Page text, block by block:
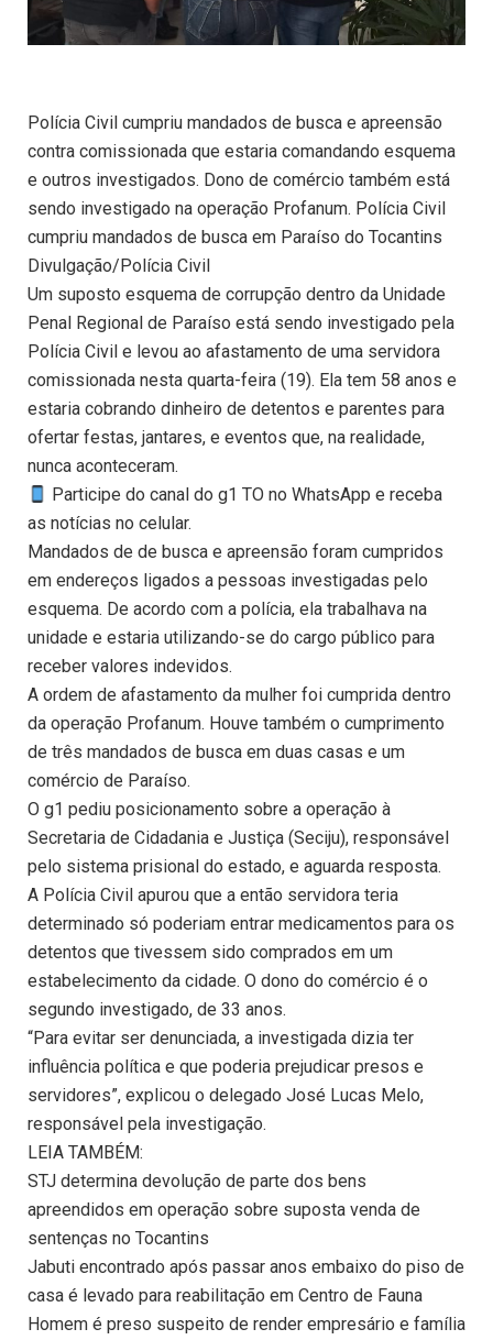
Polícia Civil cumpriu mandados de busca e apreensão
contra comissionada que estaria comandando esquema
e outros investigados. Dono de comércio também está
sendo investigado na operação Profanum. Polícia Civil
cumpriu mandados de busca em Paraíso do Tocantins
Divulgação/Polícia Civil
Um suposto esquema de corrupção dentro da Unidade
Penal Regional de Paraíso está sendo investigado pela
Polícia Civil e levou ao afastamento de uma servidora
comissionada nesta quarta-feira (19). Ela tem 58 anos e
estaria cobrando dinheiro de detentos e parentes para
ofertar festas, jantares, e eventos que, na realidade,
nunca aconteceram.
Participe do canal do g1 TO no WhatsApp e receba
as notícias no celular.
Mandados de de busca e apreensão foram cumpridos
em endereços ligados a pessoas investigadas pelo
esquema. De acordo com a polícia, ela trabalhava na
unidade e estaria utilizando-se do cargo público para
receber valores indevidos.
A ordem de afastamento da mulher foi cumprida dentro
da operação Profanum. Houve também o cumprimento
de três mandados de busca em duas casas e um
comércio de Paraíso.
O g1 pediu posicionamento sobre a operação à
Secretaria de Cidadania e Justiça (Seciju), responsável
pelo sistema prisional do estado, e aguarda resposta.
A Polícia Civil apurou que a então servidora teria
determinado só poderiam entrar medicamentos para os
detentos que tivessem sido comprados em um
estabelecimento da cidade. O dono do comércio é o
segundo investigado, de 33 anos.
“Para evitar ser denunciada, a investigada dizia ter
influência política e que poderia prejudicar presos e
servidores”, explicou o delegado José Lucas Melo,
responsável pela investigação.
LEIA TAMBÉM:
STJ determina devolução de parte dos bens
apreendidos em operação sobre suposta venda de
sentenças no Tocantins
Jabuti encontrado após passar anos embaixo do piso de
casa é levado para reabilitação em Centro de Fauna
Homem é preso suspeito de render empresário e família